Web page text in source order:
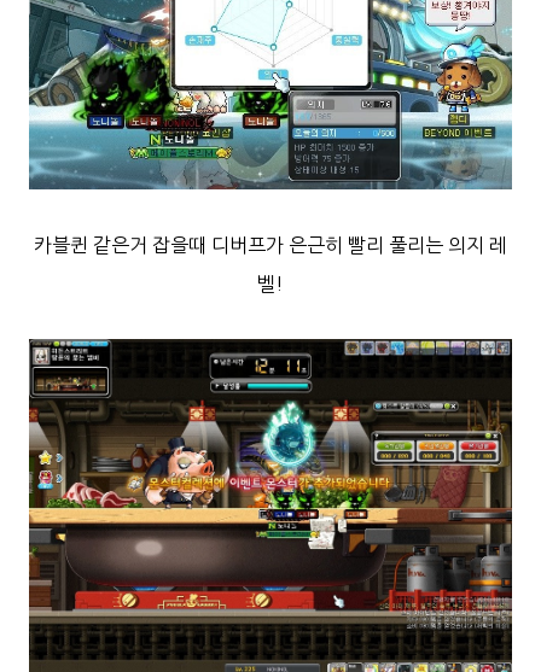
카블퀸 같은거 잡을때 디버프가 은근히 빨리 풀리는 의지 레
벨!